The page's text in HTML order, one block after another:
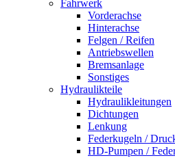
Fahrwerk
Vorderachse
Hinterachse
Felgen / Reifen
Antriebswellen
Bremsanlage
Sonstiges
Hydraulikteile
Hydraulikleitungen
Dichtungen
Lenkung
Federkugeln /
HD-Pumpen /